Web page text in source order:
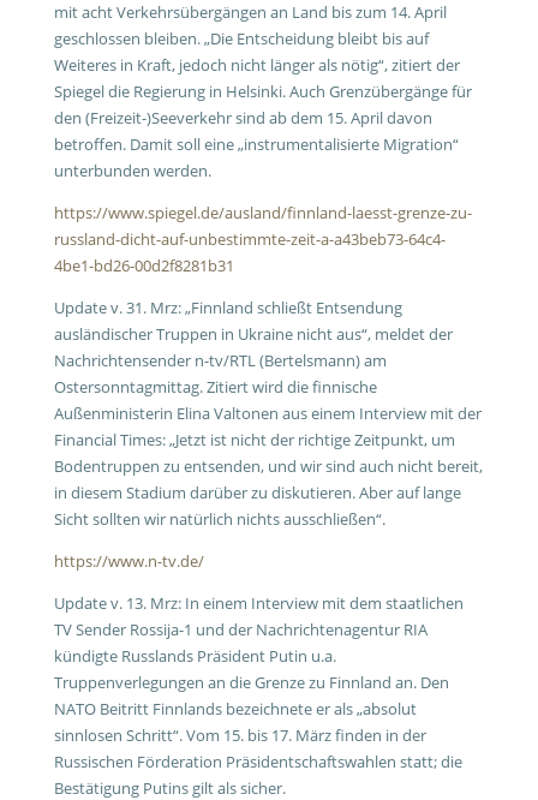
mit acht Verkehrsübergängen an Land bis zum 14. April
geschlossen bleiben. „Die Entscheidung bleibt bis auf
Weiteres in Kraft, jedoch nicht länger als nötig“, zitiert der
Spiegel die Regierung in Helsinki. Auch Grenzübergänge für
den (Freizeit-)Seeverkehr sind ab dem 15. April davon
betroffen. Damit soll eine „instrumentalisierte Migration“
unterbunden werden.
https://www.spiegel.de/ausland/finnland-laesst-grenze-zu-
russland-dicht-auf-unbestimmte-zeit-a-a43beb73-64c4-
4be1-bd26-00d2f8281b31
Update v. 31. Mrz: „Finnland schließt Entsendung
ausländischer Truppen in Ukraine nicht aus“, meldet der
Nachrichtensender n-tv/RTL (Bertelsmann) am
Ostersonntagmittag. Zitiert wird die finnische
Außenministerin Elina Valtonen aus einem Interview mit der
Financial Times: „Jetzt ist nicht der richtige Zeitpunkt, um
Bodentruppen zu entsenden, und wir sind auch nicht bereit,
in diesem Stadium darüber zu diskutieren. Aber auf lange
Sicht sollten wir natürlich nichts ausschließen“.
https://www.n-tv.de/
Update v. 13. Mrz: In einem Interview mit dem staatlichen
TV Sender Rossija-1 und der Nachrichtenagentur RIA
kündigte Russlands Präsident Putin u.a.
Truppenverlegungen an die Grenze zu Finnland an. Den
NATO Beitritt Finnlands bezeichnete er als „absolut
sinnlosen Schritt“. Vom 15. bis 17. März finden in der
Russischen Förderation Präsidentschaftswahlen statt; die
Bestätigung Putins gilt als sicher.